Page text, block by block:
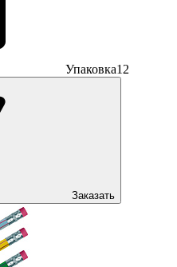
Упаковка12
Заказать